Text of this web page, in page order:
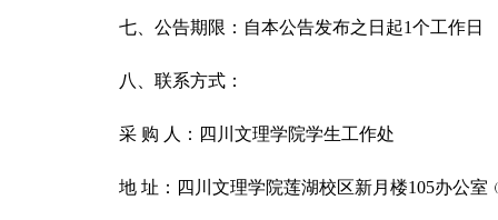
七、公告期限：自本公告发布之日起1个工作日
八、联系方式：
采 购 人：四川文理学院学生工作处
地 址：四川文理学院莲湖校区新月楼105办公